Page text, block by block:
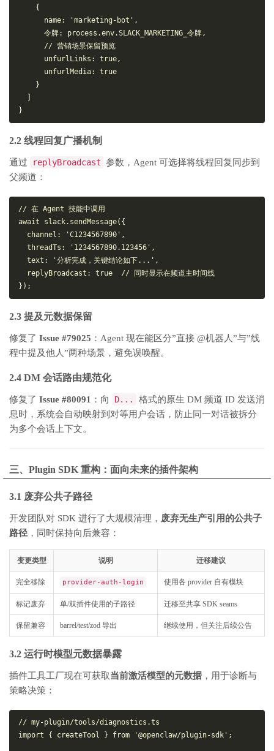
{
name: 'marketing-bot' ,
令牌: process.env.SLACK_MARKETING_ 令牌,
// 营销场景保留预览
unfurlLinks : true,
unfurlMedia: true
}
]
}
2.2 线程回复广播机制
通过 replyBroadcast 参数，Agent 可选择将线程回复同步到
父频道：
// 在 Agent 技能中调用
await slack. sendMessage({
channel : 'C1234567890' ,
threadTs : '1234567890.123456' ,
text : '分析完成，关键结论如下...' ,
replyBroadcast : true
// 同时显示在频道主时间线
});
2.3 提及元数据保留
修复了 Issue #79025 ：Agent 现在能区分”直接 @机器人”与”线
程中提及他人”两种场景，避免误唤醒。
2.4 DM 会话路由规范化
修复了 Issue #80091 ：向 D...
格式的原生 DM 频道 ID 发送消
息时，系统会自动映射到对等用户会话，防止同一对话被拆分
为多个会话上下文。
三、Plugin SDK 重构：面向未来的插件架构
3.1 废弃公共子路径
开发团队对 SDK 进行了大规模清理， 废弃无生产引用的公共子
路径 ，同时保持向后兼容：
变更类型 说明 迁移建议
完全移除 provider-auth-login 使用各 provider 自有模块
标记废弃 单/双插件使用的子路径 迁移至共享 SDK seams
保留兼容 barrel/test/zod 导出 继续使用，但关注后续公告
3.2 运行时模型元数据暴露
插件工具工厂现在可获取当前激活模型的元数据 ，用于诊断与
策略决策：
// my-plugin/tools/diagnostics.ts
import { createTool } from '@openclaw/plugin-sdk' ;